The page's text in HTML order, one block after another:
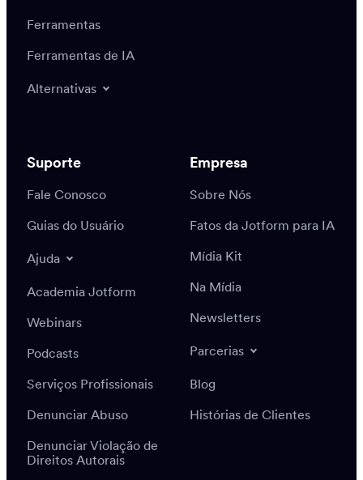
Ferramentas
Ferramentas de IA
Alternativas
Suporte
Fale Conosco
Guias do Usuário
Ajuda
Academia Jotform
Webinars
Podcasts
Serviços Profissionais
Denunciar Abuso
Denunciar Violação de
Direitos Autorais
Empresa
Sobre Nós
Fatos da Jotform para IA
Mídia Kit
Na Mídia
Newsletters
Parcerias
Blog
Histórias de Clientes